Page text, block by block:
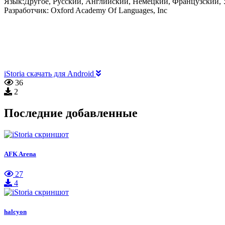
Разработчик: Oxford Academy Of Languages, Inc
iStoria скачать для Android
36
2
Последние добавленные
AFK Arena
27
4
halcyon